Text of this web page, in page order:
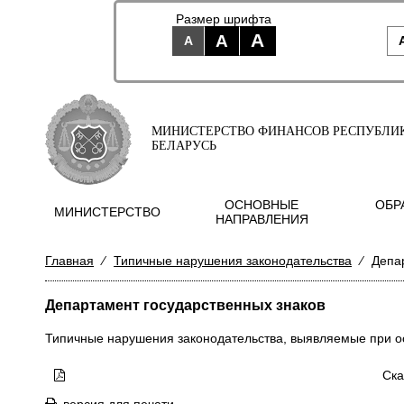
Размер шрифта
A
A A
МИНИСТЕРСТВО ФИНАНСОВ
БЕЛАРУСЬ
МИНИСТЕРСТВО
ОСНОВНЫЕ
НАПРАВЛЕНИЯ
Главная ⁄ Типичные нарушения законодательства ⁄
Департамент государственных знаков
Типичные нарушения законодательства, выявляемые при